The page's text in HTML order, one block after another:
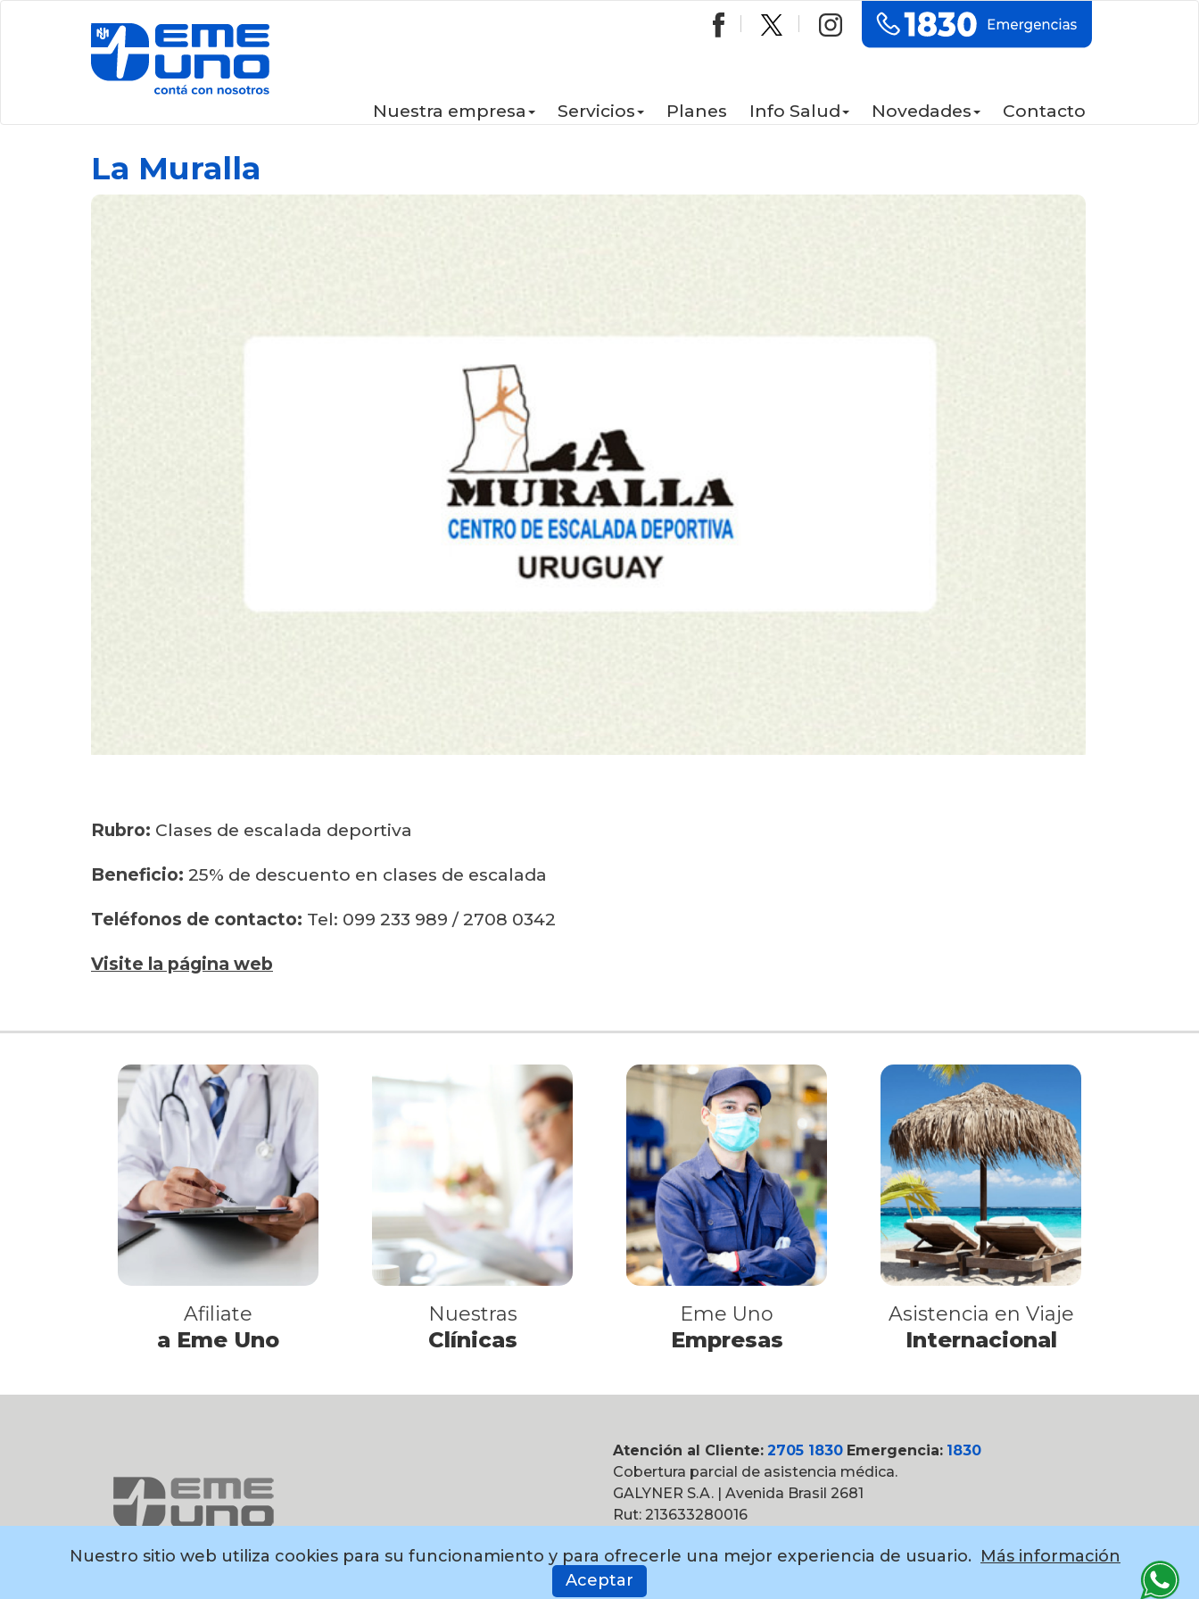
Nuestra empresa Servicios Planes Info Salud Novedades Contacto
La Muralla
Rubro: Clases de escalada deportiva
Beneficio: 25% de descuento en clases de escalada
Teléfonos de contacto: Tel: 099 233 989 / 2708 0342
Visite la página web
Afiliate
a Eme Uno
Nuestras
Clínicas
Eme Uno
Empresas
Asistencia en Viaje
Internacional
Atención al Cliente: 2705 1830 Emergencia: 1830
Cobertura parcial de asistencia médica.
GALYNER S.A. | Avenida Brasil 2681
Rut: 213633280016
Nuestro sitio web utiliza cookies para su funcionamiento y para ofrecerle una mejor experiencia de usuario. Más información
Aceptar